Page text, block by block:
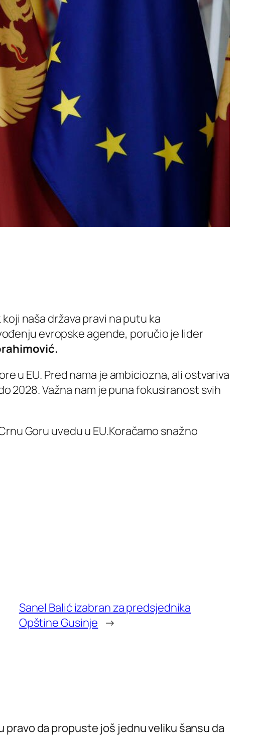
naša država pravi na putu ka
evropske agende, poručio je lider
u EU. Pred nama je ambiciozna, ali ostvariva
2028. Važna nam je puna fokusiranost svih
Goru uvedu u EU.Koračamo snažno
Sanel Balić izabran za predsjednika
Opštine Gusinje →
da propuste još jednu veliku šansu da